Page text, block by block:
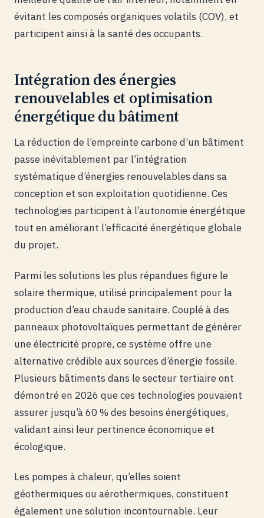
évitant les composés organiques volatils (COV), et
participent ainsi à la santé des occupants.
Intégration des énergies
renouvelables et optimisation
énergétique du bâtiment
La réduction de l’empreinte carbone d’un bâtiment
passe inévitablement par l’intégration
systématique d’énergies renouvelables dans sa
conception et son exploitation quotidienne. Ces
technologies participent à l’autonomie énergétique
tout en améliorant l’efficacité énergétique globale
du projet.
Parmi les solutions les plus répandues figure le
solaire thermique, utilisé principalement pour la
production d’eau chaude sanitaire. Couplé à des
panneaux photovoltaïques permettant de générer
une électricité propre, ce système offre une
alternative crédible aux sources d’énergie fossile.
Plusieurs bâtiments dans le secteur tertiaire ont
démontré en 2026 que ces technologies pouvaient
assurer jusqu’à 60 % des besoins énergétiques,
validant ainsi leur pertinence économique et
écologique.
Les pompes à chaleur, qu’elles soient
géothermiques ou aérothermiques, constituent
également une solution incontournable. Leur